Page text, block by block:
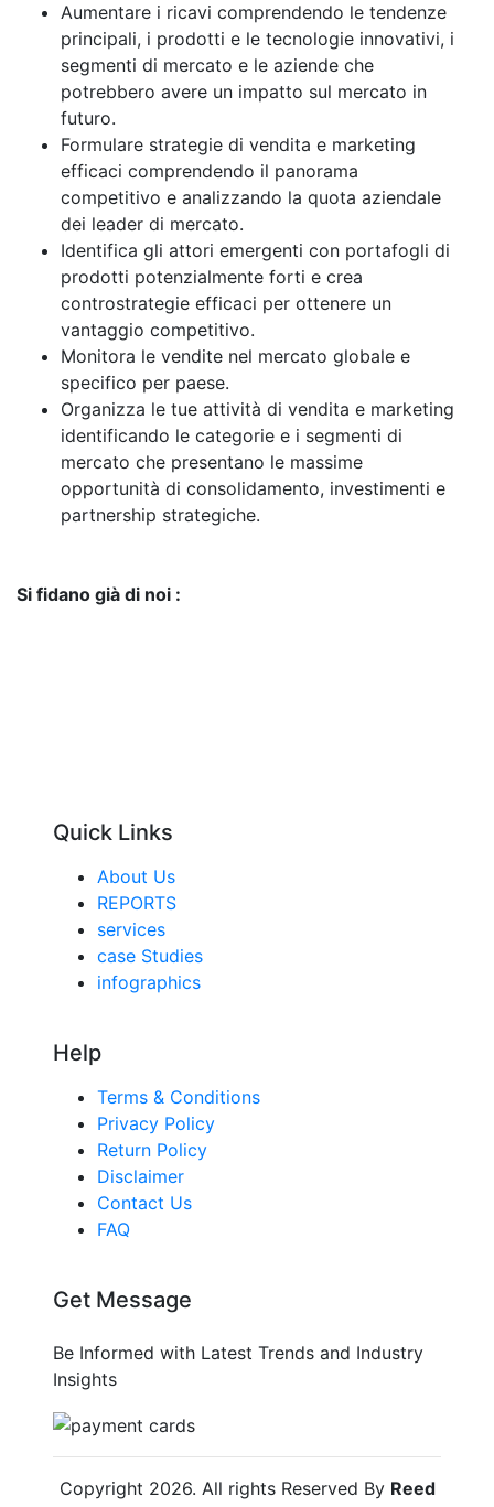
Aumentare i ricavi comprendendo le tendenze
principali, i prodotti e le tecnologie innovativi, i
segmenti di mercato e le aziende che
potrebbero avere un impatto sul mercato in
futuro.
Formulare strategie di vendita e marketing
efficaci comprendendo il panorama
competitivo e analizzando la quota aziendale
dei leader di mercato.
Identifica gli attori emergenti con portafogli di
prodotti potenzialmente forti e crea
controstrategie efficaci per ottenere un
vantaggio competitivo.
Monitora le vendite nel mercato globale e
specifico per paese.
Organizza le tue attività di vendita e marketing
identificando le categorie e i segmenti di
mercato che presentano le massime
opportunità di consolidamento, investimenti e
partnership strategiche.
Si fidano già di noi :
Quick Links
About Us
REPORTS
services
case Studies
infographics
Help
Terms & Conditions
Privacy Policy
Return Policy
Disclaimer
Contact Us
FAQ
Get Message
Be Informed with Latest Trends and Industry
Insights
Copyright 2026. All rights Reserved By Reed